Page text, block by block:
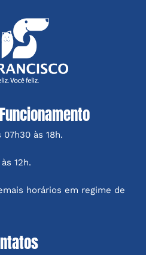
às 18h.
12h.
horários em regime de